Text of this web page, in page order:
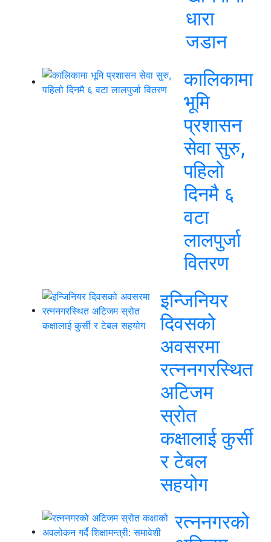
धारा
जडान
कालिकामा
भूमि
प्रशासन
सेवा सुरु,
पहिलो
दिनमै ६
वटा
लालपुर्जा
वितरण
इन्जिनियर
दिवसको
अवसरमा
रत्ननगरस्थित
अटिजम
स्रोत
कक्षालाई कुर्सी
र टेबल
सहयोग
रत्ननगरको